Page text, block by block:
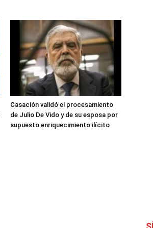
Casación validó el procesamiento
de Julio De Vido y de su esposa por
supuesto enriquecimiento ilícito